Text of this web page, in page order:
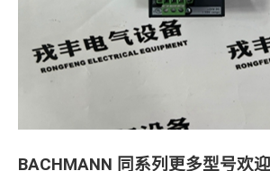
BACHMANN 同系列更多型号欢迎